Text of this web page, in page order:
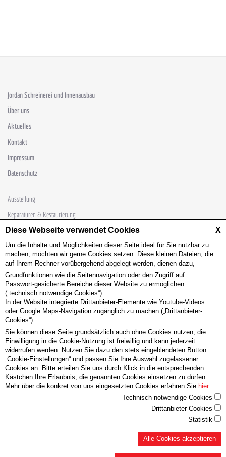
Diese Webseite verwendet Cookies X
Um die Inhalte und Möglichkeiten dieser Seite ideal für Sie nutzbar zu
machen, möchten wir gerne Cookies setzen: Diese kleinen Dateien, die
auf Ihrem Rechner vorübergehend abgelegt werden, dienen dazu,
Grundfunktionen wie die Seitennavigation oder den Zugriff auf
Passwort-gesicherte Bereiche dieser Website zu ermöglichen
(„technisch notwendige Cookies“).
In der Website integrierte Drittanbieter-Elemente wie Youtube-Videos
oder Google Maps-Navigation zugänglich zu machen („Drittanbieter-
Cookies“).
Sie können diese Seite grundsätzlich auch ohne Cookies nutzen, die
Einwilligung in die Cookie-Nutzung ist freiwillig und kann jederzeit
widerrufen werden. Nutzen Sie dazu den stets eingeblendeten Button
„Cookie-Einstellungen“ und passen Sie Ihre Auswahl zugelassener
Cookies an. Bitte erteilen Sie uns durch Klick in die entsprechenden
Kästchen Ihre Erlaubnis, die genannten Cookies einsetzen zu dürfen.
Mehr über die konkret von uns eingesetzten Cookies erfahren Sie hier.
Technisch notwendige Cookies
Drittanbieter-Cookies
Statistik
Alle Cookies akzeptieren
Jordan Schreinerei und Innenausbau
Über uns
Aktuelles
Kontakt
Impressum
Datenschutz
Ausstellung
Reparaturen & Restaurierung
Sondertüren
Schlafsysteme
Möbelschreinerei
Beschusshemmung Brandschutz Einbruch
Einbruchhemmung
Einbruchssicherung
Passivhaustüren Rauchschutz
Schallschutz
Sondertüren
Fenster klemmt Garderoben
Haustüre defekt
Möbel auffrischen
Möbelreparatur Möbelschreinerei
Reparatur
Restaurierung
Scharnier kaputt Schloß kaputt
Schranktüre klemmt
Schublade reparieren
Stühle leimen Tischplatte schleifen
Relax 2000
Schlafsysteme
DIE WOH(L)NFÜHLOASE Tradition Forcher-Schlafsysteme